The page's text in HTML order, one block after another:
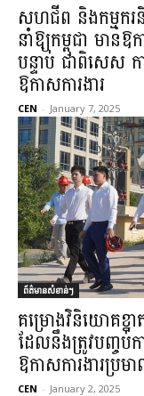
សហជីព និងកម្មករ
នាំឱ្យកម្ពុជា មានឱ
បន្ទាប់ ជាពិសេស ក
ឱកាសការងារ
CEN - January 7, 2025
ព័ត៌មានសំខាន់ៗ
គម្រោងវិនិយោគខ្ន
ដែលនឹងត្រូវបញ្ចប់
ឱកាសការងារប្រ
CEN - January 2, 2025